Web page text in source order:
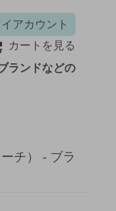
アカウント
カートを見る
ランドなどの
チ） - ブラ